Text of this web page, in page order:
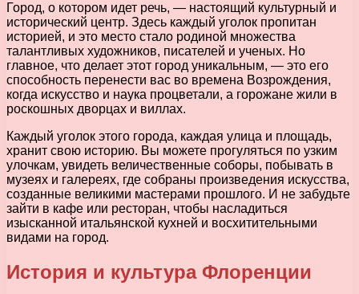
Город, о котором идет речь, — настоящий культурный и
исторический центр. Здесь каждый уголок пропитан
историей, и это место стало родиной множества
талантливых художников, писателей и ученых. Но
главное, что делает этот город уникальным, — это его
способность перенести вас во времена Возрождения,
когда искусство и наука процветали, а горожане жили в
роскошных дворцах и виллах.
Каждый уголок этого города, каждая улица и площадь,
хранит свою историю. Вы можете прогуляться по узким
улочкам, увидеть величественные соборы, побывать в
музеях и галереях, где собраны произведения искусства,
созданные великими мастерами прошлого. И не забудьте
зайти в кафе или ресторан, чтобы насладиться
изысканной итальянской кухней и восхитительными
видами на город.
История и культура Флоренции